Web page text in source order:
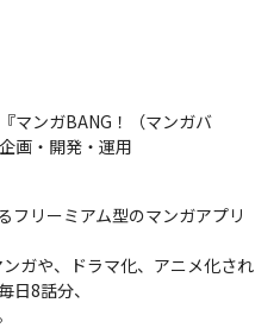
マンガBANG！（マンガバ
画・開発・運用
リーミアム型のマンガアプリ
ガや、ドラマ化、アニメ化され
日8話分、